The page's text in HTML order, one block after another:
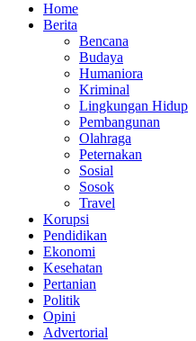
Home
Berita
Bencana
Budaya
Humaniora
Kriminal
Lingkungan Hidup
Pembangunan
Olahraga
Peternakan
Sosial
Sosok
Travel
Korupsi
Pendidikan
Ekonomi
Kesehatan
Pertanian
Politik
Opini
Advertorial